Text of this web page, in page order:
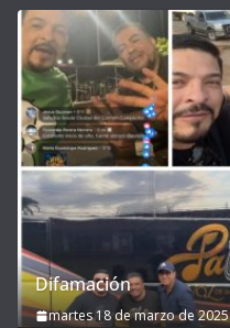
Difamación
martes 18 de marzo de 2025